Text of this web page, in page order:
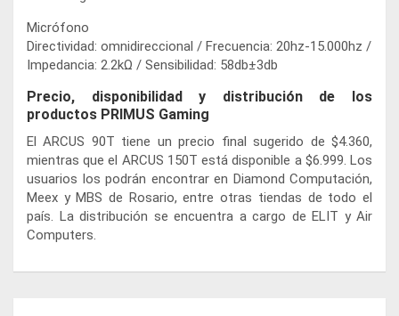
Micrófono
Directividad: omnidireccional / Frecuencia: 20hz-15.000hz /
Impedancia: 2.2kΩ / Sensibilidad: 58db±3db
Precio, disponibilidad y distribución de los
productos PRIMUS Gaming
El ARCUS 90T tiene un precio final sugerido de $4.360,
mientras que el ARCUS 150T está disponible a $6.999. Los
usuarios los podrán encontrar en Diamond Computación,
Meex y MBS de Rosario, entre otras tiendas de todo el
país. La distribución se encuentra a cargo de ELIT y Air
Computers.